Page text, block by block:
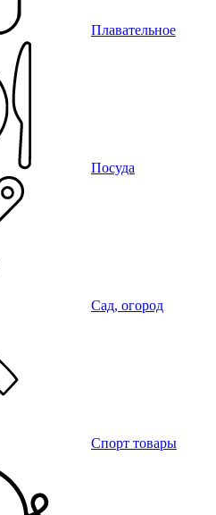
Плавательное
Посуда
Сад, огород
Спорт товары